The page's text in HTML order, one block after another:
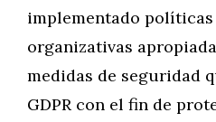
implementado
organizativas
medidas de seguridad
GDPR con el fin de